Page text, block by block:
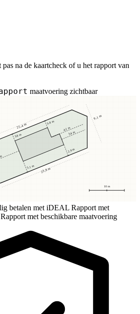
na de kaartcheck of u het rapport van
maatvoering zichtbaar
10 m
3,8 m
3,8 m
5,1 m
2,9 m
3,4 m
4,1 m
25,4 m
23,8 m
9,1 m
betalen met iDEAL Rapport met
Rapport met beschikbare maatvoering